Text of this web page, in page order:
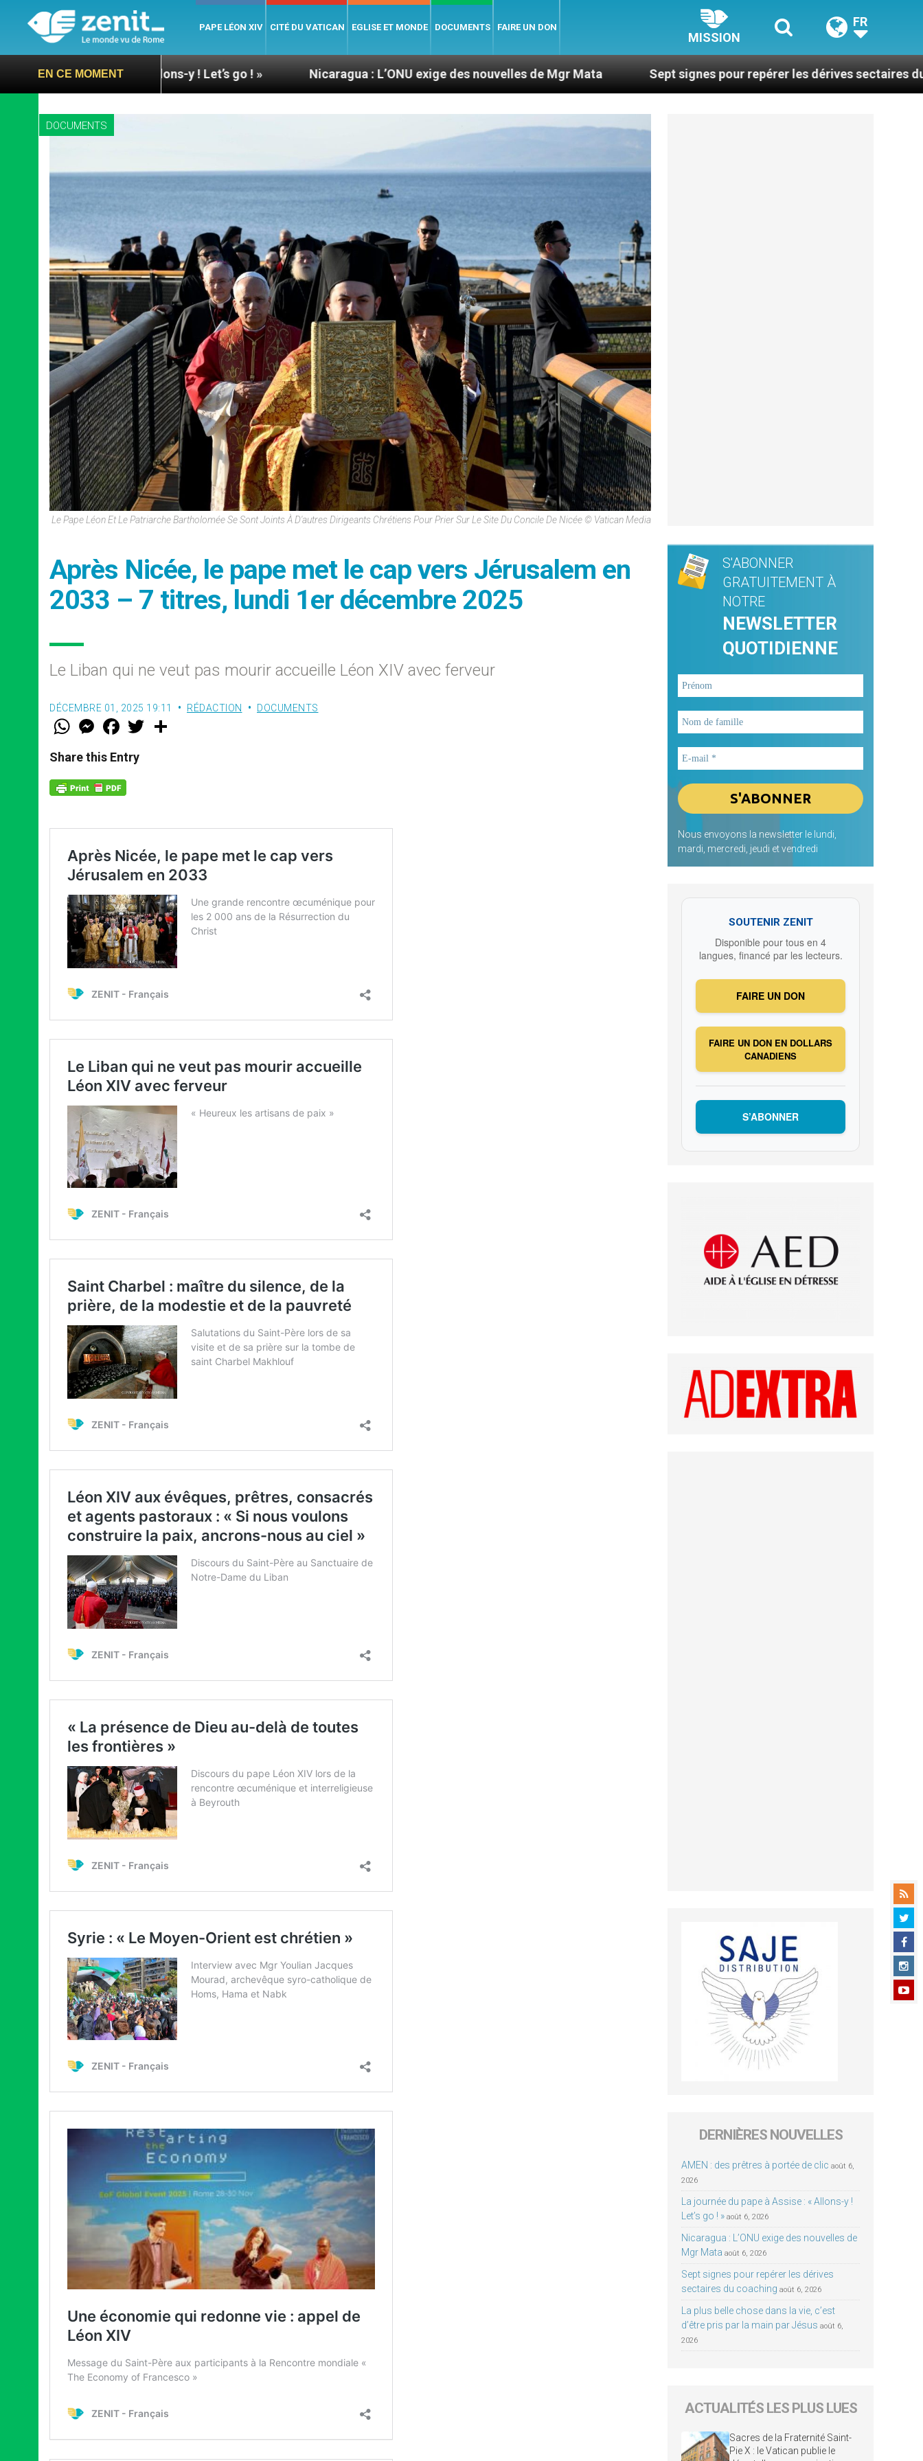
PAPE LÉON XIV CITÉ DU VATICAN EGLISE ET MONDE DOCUMENTS FAIRE UN DON
MISSION
FR
EN CE MOMENT
: « Allons-y ! Let’s go ! » Nicaragua : L’ONU exige des nouvelles de Mgr Mata Sept signes pour repérer les dérives sectaires du coaching
DOCUMENTS
Le Pape Léon Et Le Patriarche Bartholomée Se Sont Joints À D'autres Dirigeants Chrétiens Pour Prier Sur Le Site Du Concile De Nicée © Vatican Media
Après Nicée, le pape met le cap vers Jérusalem en
2033 – 7 titres, lundi 1er décembre 2025
Le Liban qui ne veut pas mourir accueille Léon XIV avec ferveur
DÉCEMBRE 01, 2025 19:11 RÉDACTION DOCUMENTS
W
t
s
p
p
M
e
s
e
g
e
F
a
e
b
o
k
w
Share this Entry
S'ABONNER
GRATUITEMENT À
NOTRE
NEWSLETTER
QUOTIDIENNE
Nous envoyons la newsletter le lundi,
mardi, mercredi, jeudi et vendredi
SOUTENIR ZENIT
Disponible pour tous en 4
langues, financé par les lecteurs.
FAIRE UN DON
FAIRE UN DON EN DOLLARS
CANADIENS
S’ABONNER
DERNIÈRES NOUVELLES
AMEN : des prêtres à portée de clic août 6,
2026
La journée du pape à Assise : « Allons-y !
Let’s go ! » août 6, 2026
Nicaragua : L’ONU exige des nouvelles de
Mgr Mata août 6, 2026
Sept signes pour repérer les dérives
sectaires du coaching août 6, 2026
La plus belle chose dans la vie, c’est
d’être pris par la main par Jésus août 6,
2026
ACTUALITÉS LES PLUS LUES
Sacres de la Fraternité Saint-
Pie X : le Vatican publie le